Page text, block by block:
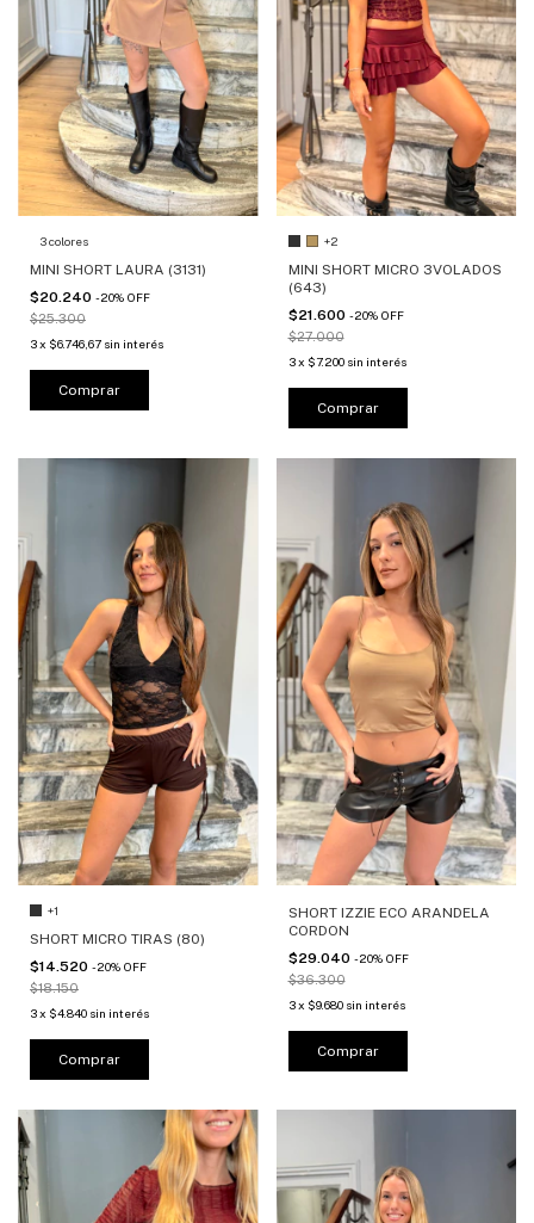
3 colores
MINI SHORT LAURA (3131)
$20.240 -20% OFF
$25.300
3x $6.746,67 sin interés
Comprar
+2
MINI SHORT MICRO 3VOLADOS
(643)
$21.600 -20% OFF
$27.000
3 x $7.200 sin interés
Comprar
+1
SHORT MICRO TIRAS (80)
$14.520 -20% OFF
$18.150
3x $4.840 sin interés
Comprar
SHORT IZZIE ECO ARANDELA
CORDON
$29.040 -20% OFF
$36.300
3 x $9.680 sin interés
Comprar